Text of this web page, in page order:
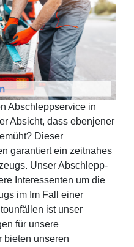
Abschleppservice in
Absicht, dass ebenjener
Dieser
garantiert ein zeitnahes
Unser Abschlepp-
Interessenten um die
im Im Fall einer
ist unser
für unsere
bieten unseren